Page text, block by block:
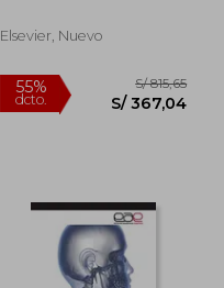
dcto. S/
Elsevier, Nuevo